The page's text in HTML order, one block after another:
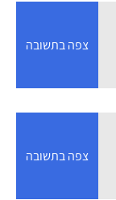
צפה בתשובה
צפה בתשובה